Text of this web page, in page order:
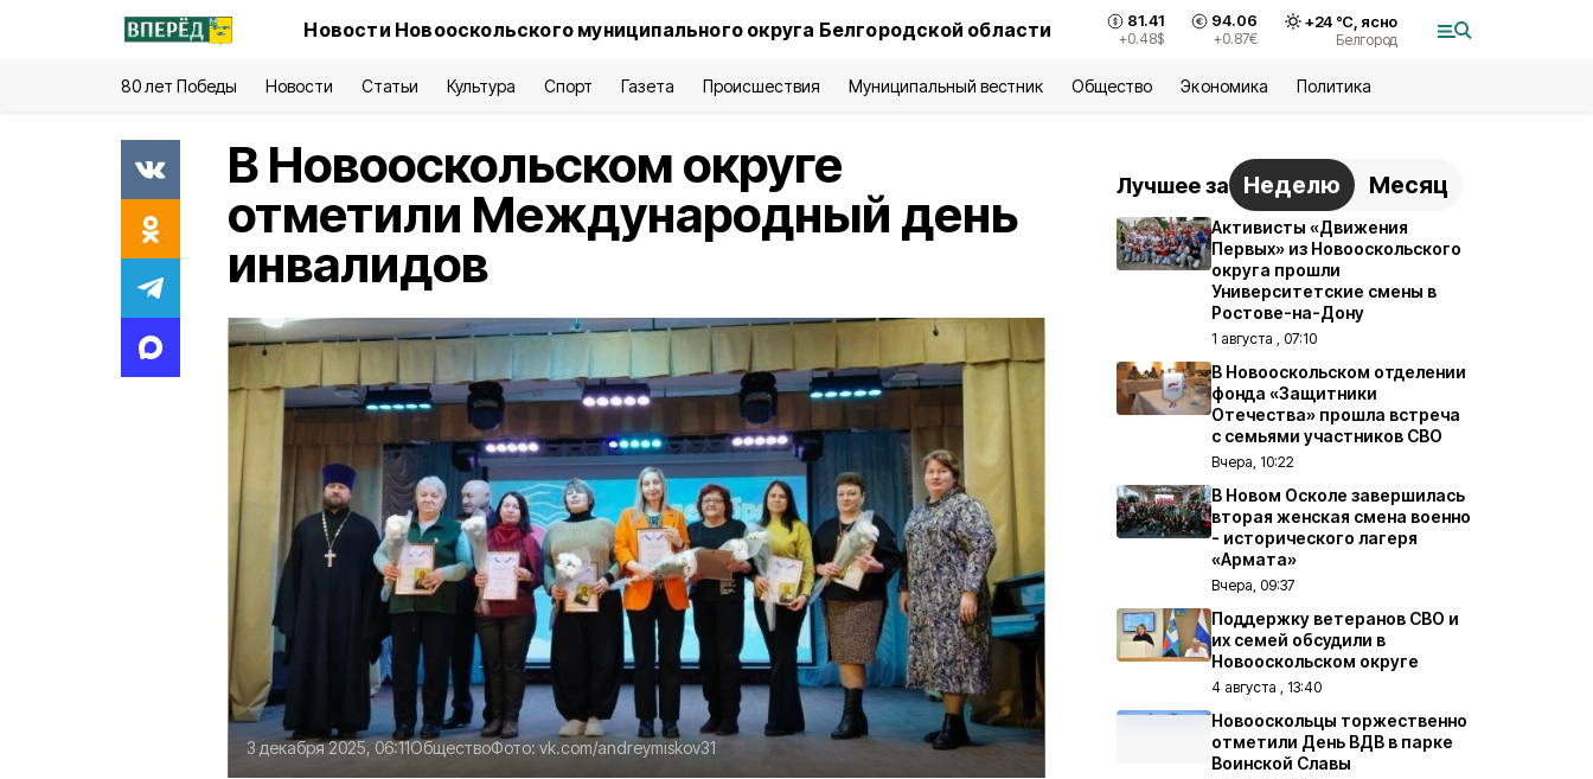
Новости Новооскольского муниципального округа Белгородской области 81.41
+0.48$
94.06
+0.87€
+24°С, ясно
Белгород
80 лет Победы Новости Статьи Культура Спорт Газета Происшествия Муниципальный вестник Общество Экономика Политика
В Новооскольском округе
отметили Международный день
инвалидов
3 декабря 2025, 06:11ОбществоФото:vk.com/andreymiskov31
Лучшее за Неделю Месяц
Активисты «Движения
Первых» из Новооскольского
округа прошли
Университетские смены в
Ростове-на-Дону
1 августа , 07:10
В Новооскольском отделении
фонда «Защитники
Отечества» прошла встреча
с семьями участников СВО
Вчера, 10:22
В Новом Осколе завершилась
вторая женская смена военно
- исторического лагеря
«Армата»
Вчера, 09:37
Поддержку ветеранов СВО и
их семей обсудили в
Новооскольском округе
4 августа , 13:40
Новооскольцы торжественно
отметили День ВДВ в парке
Воинской Славы